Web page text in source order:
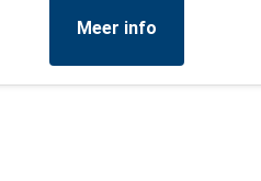
Meer info